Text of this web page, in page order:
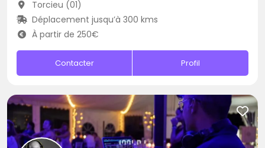
Torcieu (01)
Déplacement jusqu’à 300 kms
À partir de 250€
Contacter Profil